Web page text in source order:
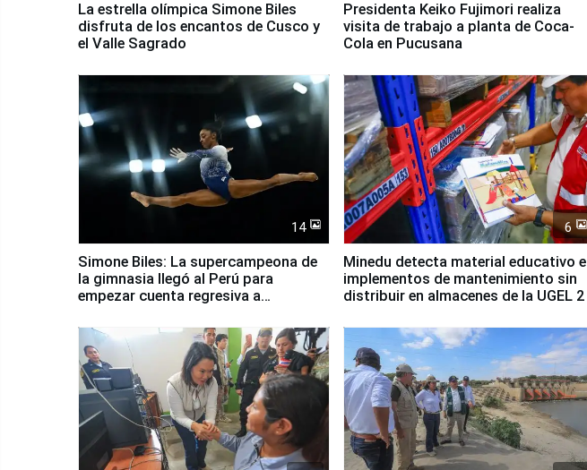
La estrella olímpica Simone Biles
disfruta de los encantos de Cusco y
el Valle Sagrado
Presidenta Keiko Fujimori realiza
visita de trabajo a planta de Coca-
Cola en Pucusana
14
Simone Biles: La supercampeona de
la gimnasia llegó al Perú para
empezar cuenta regresiva a
6
Minedu detecta material educativo e
implementos de mantenimiento sin
distribuir en almacenes de la UGEL 2